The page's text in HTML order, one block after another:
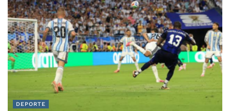
DEPORTE